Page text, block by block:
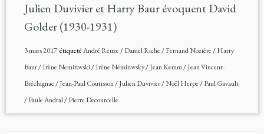
Julien Duvivier et Harry Baur évoquent David
Golder (1930-1931)
3 mars 2017étiquetéAndré Reuze/Daniel Riche/Fernand Nozière/Harry
Baur/Irène Nemirovski/Irène Némirovsky/Jean Kemm/Jean Vincent-
Bréchignac/Jean-Paul Coutisson/Julien Duvivier/Noël Herpe/Paul Gavault
/Paule Andral/Pierre Decourcelle